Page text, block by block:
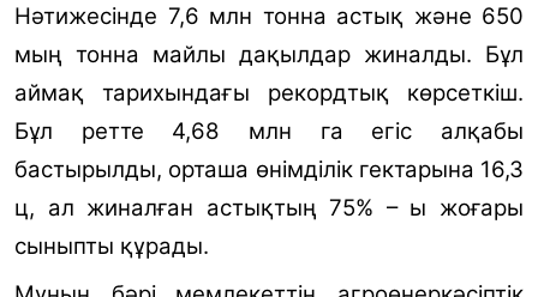
Нәтижесінде 7,6 млн тонна астық және 650
мың тонна майлы дақылдар жиналды. Бұл
аймақ тарихындағы рекордтық көрсеткіш.
Бұл ретте 4,68 млн га егіс алқабы
бастырылды, орташа өнімділік гектарына 16,3
ц, ал жиналған астықтың 75% – ы жоғары
сыныпты құрады.